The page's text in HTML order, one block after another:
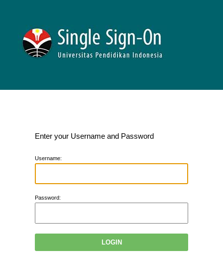
Enter your Username and Password
Username:
Password: